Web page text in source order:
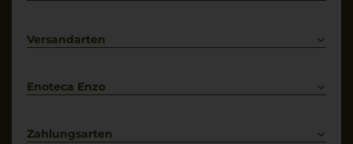
Kontakt
Versandarten
Enoteca Enzo
Bewertungs-Richtlinien
Zahlungsarten